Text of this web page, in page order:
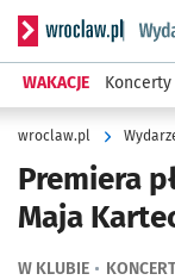
Serwis
WAKACJE Koncerty
wroclaw.pl
Premiera
Maja
W KLUBIE KONCERT